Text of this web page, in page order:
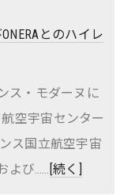
とのハイレ
ス・モダーヌに
空宇宙センター
ンス国立航空宇宙
よび……
[続く]